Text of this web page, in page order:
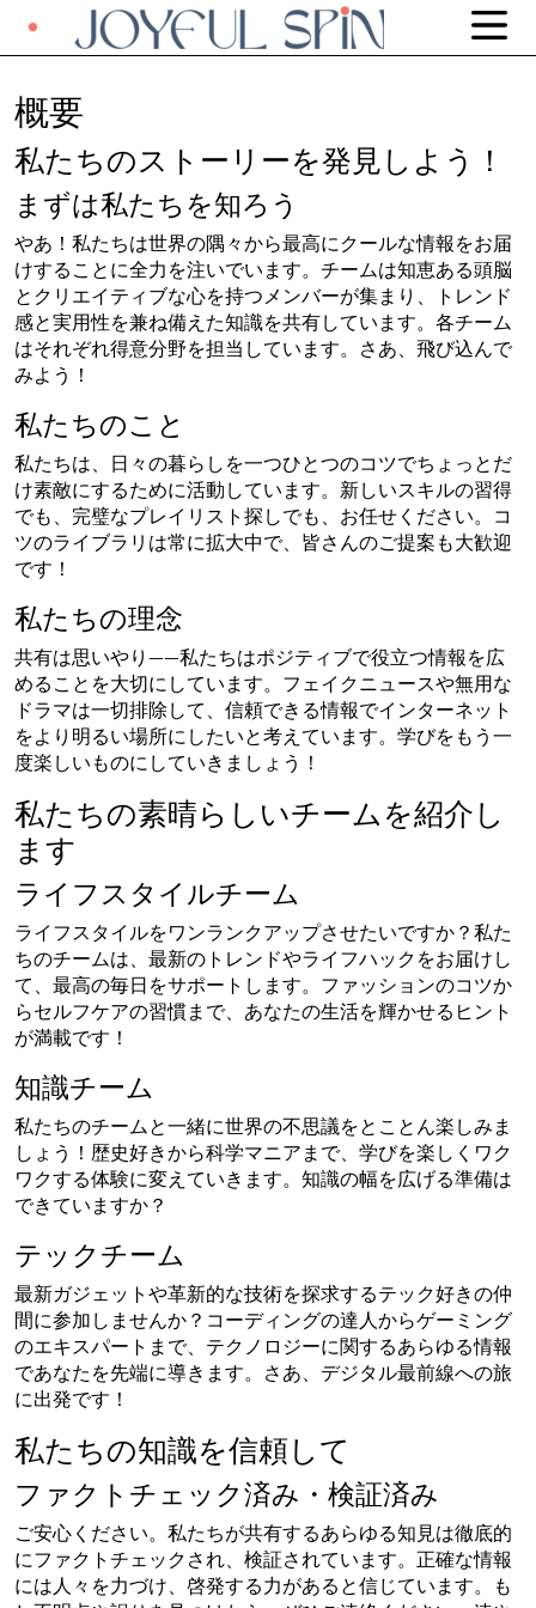
概要
私たちのストーリーを発見しよう！
まずは私たちを知ろう
やあ！私たちは世界の隅々から最高にクールな情報をお届
けすることに全力を注いでいます。チームは知恵ある頭脳
とクリエイティブな心を持つメンバーが集まり、トレンド
感と実用性を兼ね備えた知識を共有しています。各チーム
はそれぞれ得意分野を担当しています。さあ、飛び込んで
みよう！
私たちのこと
私たちは、日々の暮らしを一つひとつのコツでちょっとだ
け素敵にするために活動しています。新しいスキルの習得
でも、完璧なプレイリスト探しでも、お任せください。コ
ツのライブラリは常に拡大中で、皆さんのご提案も大歓迎
です！
私たちの理念
共有は思いやり――私たちはポジティブで役立つ情報を広
めることを大切にしています。フェイクニュースや無用な
ドラマは一切排除して、信頼できる情報でインターネット
をより明るい場所にしたいと考えています。学びをもう一
度楽しいものにしていきましょう！
私たちの素晴らしいチームを紹介し
ます
ライフスタイルチーム
ライフスタイルをワンランクアップさせたいですか？私た
ちのチームは、最新のトレンドやライフハックをお届けし
て、最高の毎日をサポートします。ファッションのコツか
らセルフケアの習慣まで、あなたの生活を輝かせるヒント
が満載です！
知識チーム
私たちのチームと一緒に世界の不思議をとことん楽しみま
しょう！歴史好きから科学マニアまで、学びを楽しくワク
ワクする体験に変えていきます。知識の幅を広げる準備は
できていますか？
テックチーム
最新ガジェットや革新的な技術を探求するテック好きの仲
間に参加しませんか？コーディングの達人からゲーミング
のエキスパートまで、テクノロジーに関するあらゆる情報
であなたを先端に導きます。さあ、デジタル最前線への旅
に出発です！
私たちの知識を信頼して
ファクトチェック済み・検証済み
ご安心ください。私たちが共有するあらゆる知見は徹底的
にファクトチェックされ、検証されています。正確な情報
には人々を力づけ、啓発する力があると信じています。も